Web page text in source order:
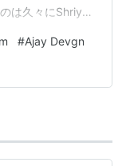
は久々にShriya
間Top19 Hitとた
えず機内の暇つ
トーに解説 Cast
#Ajay Devgn